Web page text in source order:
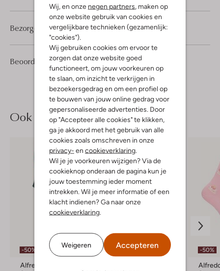
Wij, en onze negen partners, maken op
onze website gebruik van cookies en
vergelijkbare technieken (gezamenlijk:
"cookies").
Wij gebruiken cookies om ervoor te
zorgen dat onze website goed
functioneert, om jouw voorkeuren op
te slaan, om inzicht te verkrijgen in
bezoekersgedrag en om een profiel op
te bouwen van jouw online gedrag voor
gepersonaliseerde advertenties. Door
op "Accepteer alle cookies" te klikken,
ga je akkoord met het gebruik van alle
cookies zoals omschreven in onze
privacy- en cookieverklaring.
Wil je je voorkeuren wijzigen? Via de
cookieknop onderaan de pagina kun je
jouw toestemming ieder moment
intrekken. Wil je meer informatie of een
klacht indienen? Ga naar onze
cookieverklaring.
Weigeren Accepteren
Beoordelingen (7) 4
7
4
Sterren
Bezorgen & retourneren
Ook iets voor jou?
-50%
Alfredo Gonzales
-50% -50%